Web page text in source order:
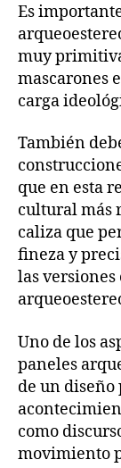
Es
muy
mascarones
carga
También
que en esta
cultural más
caliza que
fineza y
las
Uno de los
paneles
de un diseño
como
movimiento